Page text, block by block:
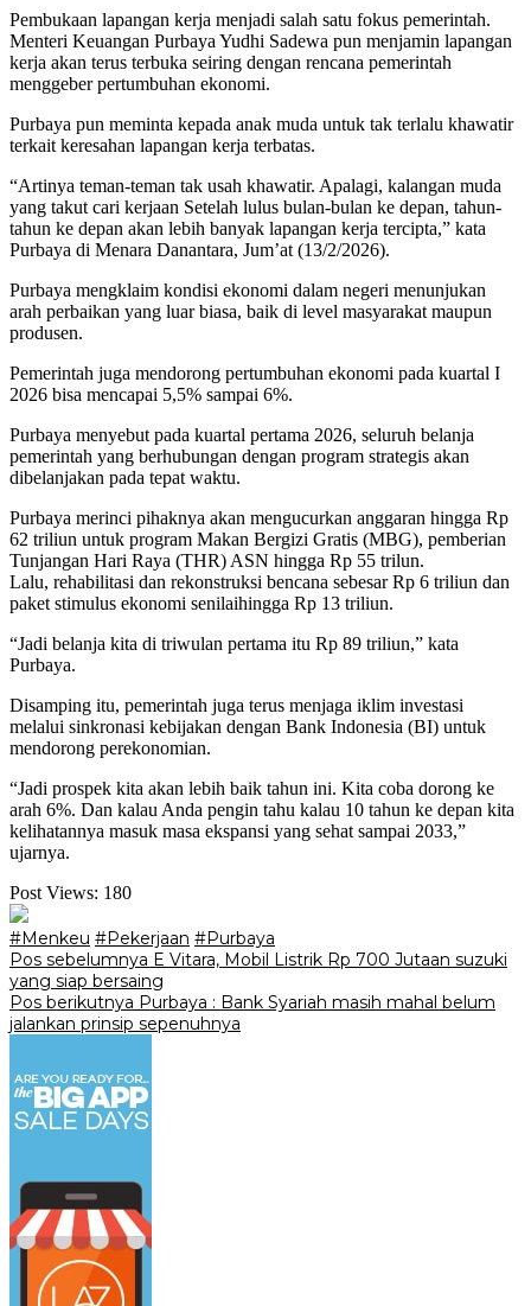
Pembukaan lapangan kerja menjadi salah satu fokus pemerintah.
Menteri Keuangan Purbaya Yudhi Sadewa pun menjamin lapangan
kerja akan terus terbuka seiring dengan rencana pemerintah
menggeber pertumbuhan ekonomi.
Purbaya pun meminta kepada anak muda untuk tak terlalu khawatir
terkait keresahan lapangan kerja terbatas.
“Artinya teman-teman tak usah khawatir. Apalagi, kalangan muda
yang takut cari kerjaan Setelah lulus bulan-bulan ke depan, tahun-
tahun ke depan akan lebih banyak lapangan kerja tercipta,” kata
Purbaya di Menara Danantara, Jum’at (13/2/2026).
Purbaya mengklaim kondisi ekonomi dalam negeri menunjukan
arah perbaikan yang luar biasa, baik di level masyarakat maupun
produsen.
Pemerintah juga mendorong pertumbuhan ekonomi pada kuartal I
2026 bisa mencapai 5,5% sampai 6%.
Purbaya menyebut pada kuartal pertama 2026, seluruh belanja
pemerintah yang berhubungan dengan program strategis akan
dibelanjakan pada tepat waktu.
Purbaya merinci pihaknya akan mengucurkan anggaran hingga Rp
62 triliun untuk program Makan Bergizi Gratis (MBG), pemberian
Tunjangan Hari Raya (THR) ASN hingga Rp 55 trilun.
Lalu, rehabilitasi dan rekonstruksi bencana sebesar Rp 6 triliun dan
paket stimulus ekonomi senilaihingga Rp 13 triliun.
“Jadi belanja kita di triwulan pertama itu Rp 89 triliun,” kata
Purbaya.
Disamping itu, pemerintah juga terus menjaga iklim investasi
melalui sinkronasi kebijakan dengan Bank Indonesia (BI) untuk
mendorong perekonomian.
“Jadi prospek kita akan lebih baik tahun ini. Kita coba dorong ke
arah 6%. Dan kalau Anda pengin tahu kalau 10 tahun ke depan kita
kelihatannya masuk masa ekspansi yang sehat sampai 2033,”
ujarnya.
Post Views: 180
#Menkeu #Pekerjaan #Purbaya
Navigasi
pos
Pos sebelumnya E Vitara, Mobil Listrik Rp 700 Jutaan suzuki
yang siap bersaing
Pos berikutnya Purbaya : Bank Syariah masih mahal belum
jalankan prinsip sepenuhnya